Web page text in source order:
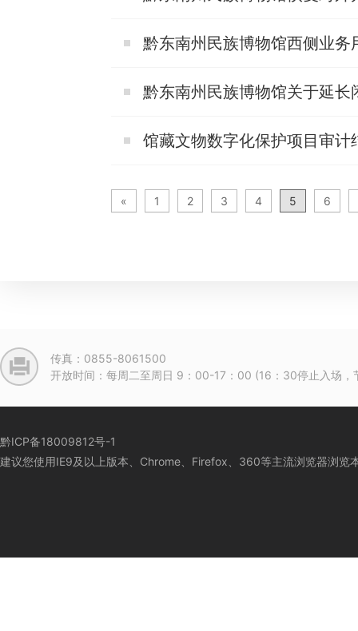
黔东南州民族博物馆西侧业
黔东南州民族博物馆关于延长
馆藏文物数字化保护项目审计
« 1 2 3 4 5 6
传真：0855-8061500
开放时间：每周二至周日 9：00-17：00 (16：30停止入场
黔ICP备18009812号-1
建议您使用IE9及以上版本、Chrome、Firefox、360等主流浏览器浏览